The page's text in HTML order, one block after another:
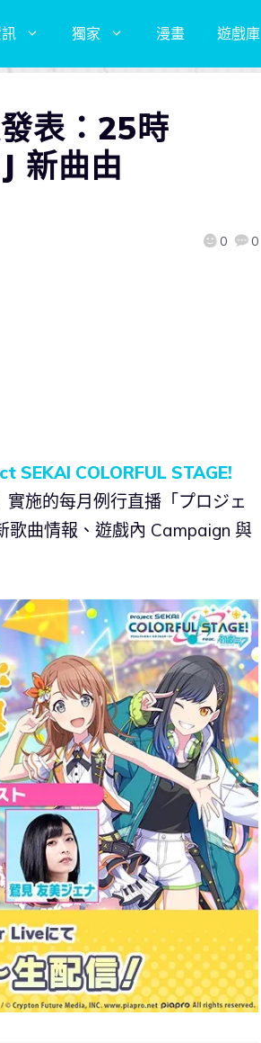
獨家 漫畫 遊戲庫
表：25時
新曲由
0 0
SEKAI COLORFUL STAGE!
施的每月例行直播「プロジェ
歌曲情報、遊戲內 Campaign 與